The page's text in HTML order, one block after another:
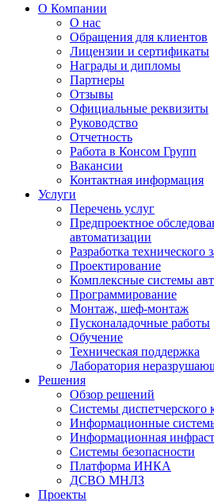
О Компании
О нас
Обращения для клиентов
Лицензии и сертификаты
Награды и дипломы
Партнеры
Отзывы
Официальные реквизиты
Руководство
Отчетность
Работа в Консом Групп
Вакансии
Контактная информация
Услуги
Перечень услуг
Предпроектное
автоматизации
Разработка технического
Проектирование
Комплексные системы
Программирование
Монтаж, шеф-монтаж
Пусконаладочные работы
Обучение
Техническая поддержка
Лаборатория
Решения
Обзор решений
Системы диспетчерского
Информационные
Информационная
Системы безопасности
Платформа ИНКА
ДСВО МНЛЗ
Проекты